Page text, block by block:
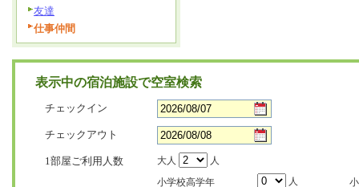
友達
仕事仲間
表示中の宿泊施設で空室検索
チェックイン
チェックアウト
1部屋ご利用人数 大人
人
小学校高学年
人